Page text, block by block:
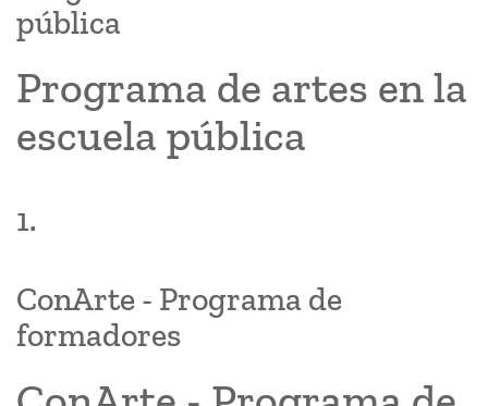
pública
Programa de artes en la
escuela pública
1.
ConArte - Programa de
formadores